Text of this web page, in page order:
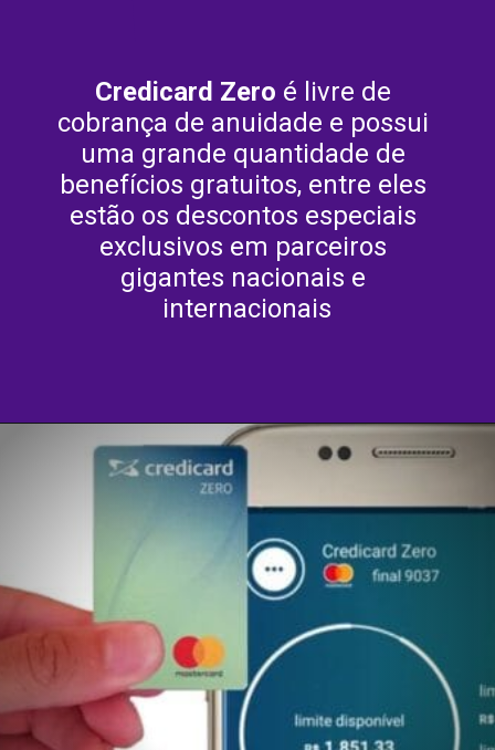
Credicard Zero é livre de
cobrança de anuidade e possui
uma grande quantidade de
benefícios gratuitos, entre eles
estão os descontos especiais
exclusivos em parceiros
gigantes nacionais e
internacionais